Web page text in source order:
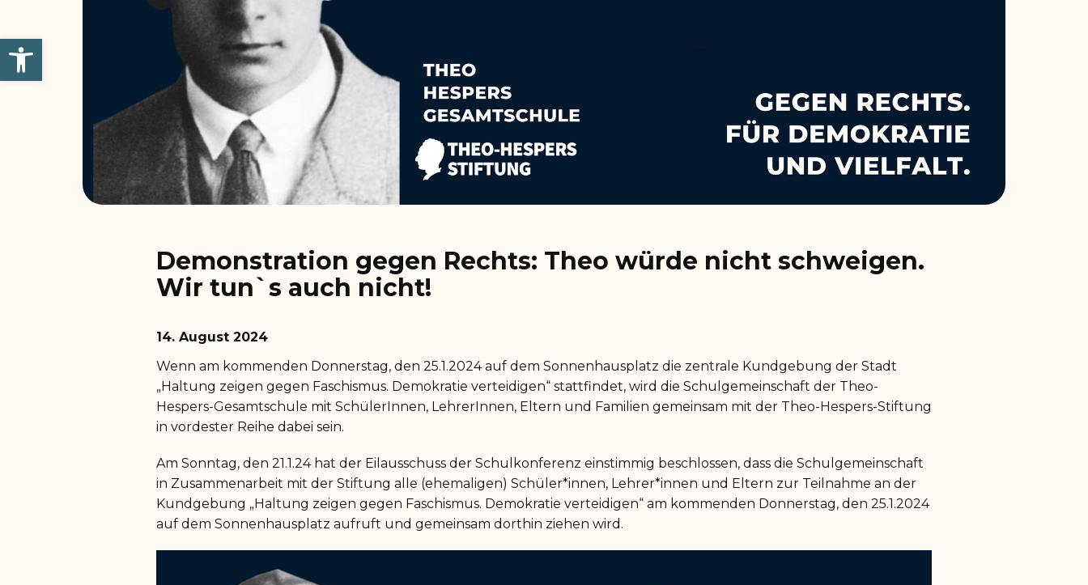
Werkzeugleiste öffnen
Demonstration gegen Rechts: Theo würde nicht schweigen.
Wir tun`s auch nicht!
14. August 2024
Wenn am kommenden Donnerstag, den 25.1.2024 auf dem Sonnenhausplatz die zentrale Kundgebung der Stadt
„Haltung zeigen gegen Faschismus. Demokratie verteidigen“ stattfindet, wird die Schulgemeinschaft der Theo-
Hespers-Gesamtschule mit SchülerInnen, LehrerInnen, Eltern und Familien gemeinsam mit der Theo-Hespers-Stiftung
in vordester Reihe dabei sein.
Am Sonntag, den 21.1.24 hat der Eilausschuss der Schulkonferenz einstimmig beschlossen, dass die Schulgemeinschaft
in Zusammenarbeit mit der Stiftung alle (ehemaligen) Schüler*innen, Lehrer*innen und Eltern zur Teilnahme an der
Kundgebung „Haltung zeigen gegen Faschismus. Demokratie verteidigen“ am kommenden Donnerstag, den 25.1.2024
auf dem Sonnenhausplatz aufruft und gemeinsam dorthin ziehen wird.